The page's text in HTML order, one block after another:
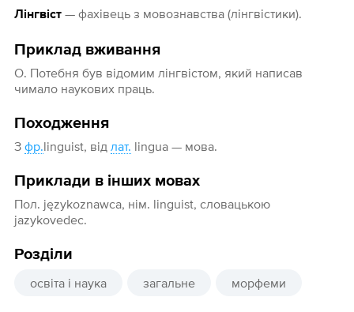
Лінгвіст— фахівець з мовознавства (лінгвістики).
Приклад вживання
О. Потебня був відомим лінгвістом, який написав
чимало наукових праць.
Походження
З фр.linguist, від лат. lingua — мова.
Приклади в інших мовах
Пол. językoznawca, нім. linguist, словацькою
jazykovedec.
Розділи
освіта і наука загальне морфеми